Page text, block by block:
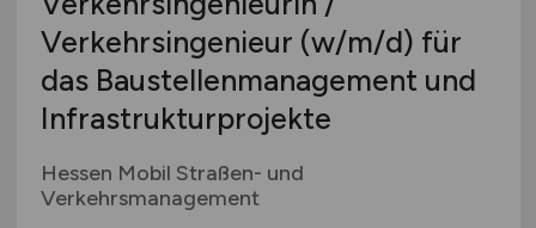
Verkehrsingenieur (w/m/d) für
das Baustellenmanagement und
Infrastrukturprojekte
Hessen Mobil Straßen- und
Verkehrsmanagement